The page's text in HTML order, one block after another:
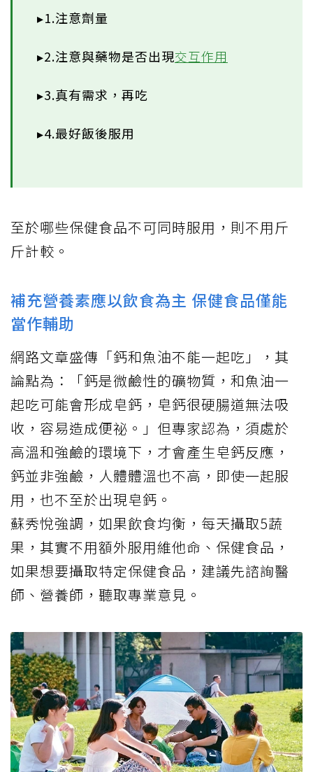
▸1.注意劑量
▸2.注意與藥物是否出現交互作用
▸3.真有需求，再吃
▸4.最好飯後服用
至於哪些保健食品不可同時服用，則不用斤
斤計較。
補充營養素應以飲食為主 保健食品僅能
當作輔助
網路文章盛傳「鈣和魚油不能一起吃」，其
論點為：「鈣是微鹼性的礦物質，和魚油一
起吃可能會形成皂鈣，皂鈣很硬腸道無法吸
收，容易造成便祕。」但專家認為，須處於
高溫和強鹼的環境下，才會產生皂鈣反應，
鈣並非強鹼，人體體溫也不高，即使一起服
用，也不至於出現皂鈣。
蘇秀悅強調，如果飲食均衡，每天攝取5蔬
果，其實不用額外服用維他命、保健食品，
如果想要攝取特定保健食品，建議先諮詢醫
師、營養師，聽取專業意見。